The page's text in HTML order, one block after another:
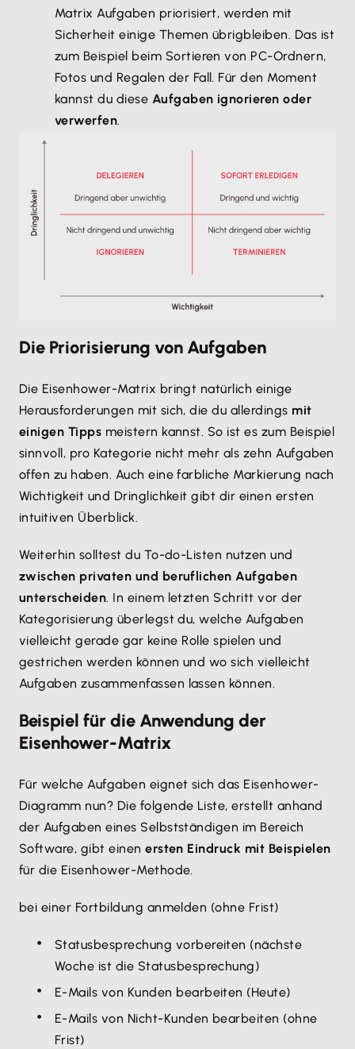
Matrix Aufgaben priorisiert, werden mit
Sicherheit einige Themen übrigbleiben. Das ist
zum Beispiel beim Sortieren von PC-Ordnern,
Fotos und Regalen der Fall. Für den Moment
kannst du diese Aufgaben ignorieren oder
verwerfen.
Die Priorisierung von Aufgaben
Die Eisenhower-Matrix bringt natürlich einige
Herausforderungen mit sich, die du allerdings mit
einigen Tipps meistern kannst. So ist es zum Beispiel
sinnvoll, pro Kategorie nicht mehr als zehn Aufgaben
offen zu haben. Auch eine farbliche Markierung nach
Wichtigkeit und Dringlichkeit gibt dir einen ersten
intuitiven Überblick.
Weiterhin solltest du To-do-Listen nutzen und
zwischen privaten und beruflichen Aufgaben
unterscheiden. In einem letzten Schritt vor der
Kategorisierung überlegst du, welche Aufgaben
vielleicht gerade gar keine Rolle spielen und
gestrichen werden können und wo sich vielleicht
Aufgaben zusammenfassen lassen können.
Beispiel für die Anwendung der
Eisenhower-Matrix
Für welche Aufgaben eignet sich das Eisenhower-
Diagramm nun? Die folgende Liste, erstellt anhand
der Aufgaben eines Selbstständigen im Bereich
Software, gibt einenersten Eindruck mit Beispielen
für die Eisenhower-Methode.
bei einer Fortbildung anmelden (ohne Frist)
Statusbesprechung vorbereiten (nächste
Woche ist die Statusbesprechung)
E-Mails von Kunden bearbeiten (Heute)
E-Mails von Nicht-Kunden bearbeiten (ohne
Frist)